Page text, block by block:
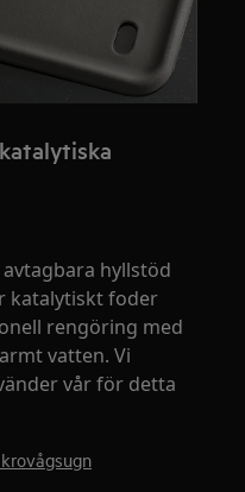
hyllstöd
katalytiskt foder
rengöring med
vatten. Vi
vår för detta